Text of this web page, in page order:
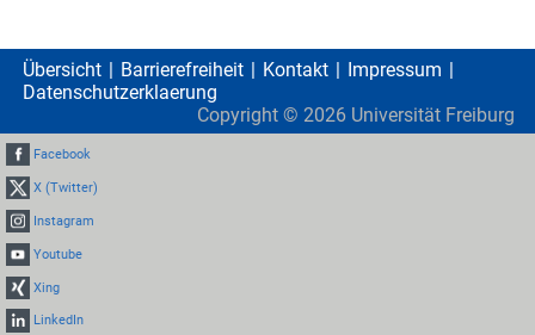
Übersicht Barrierefreiheit Kontakt
Impressum
Datenschutzerklaerung
Copyright © 2026 Universität Freiburg
Facebook
X (Twitter)
Instagram
Youtube
Xing
LinkedIn